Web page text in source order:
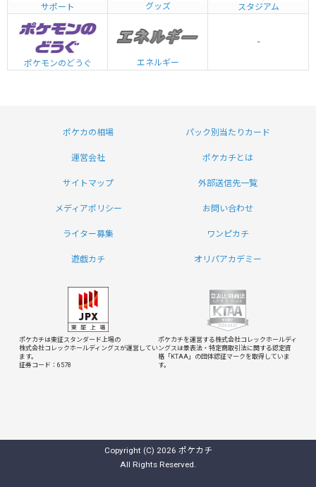
サポート グッズ スタジアム
ポケモンのどうぐ エネルギー
-
ポケカの相場 パック別当たりカード
運営会社 ポケカチとは
サイトマップ 外部送信先一覧
メディアポリシー お問い合わせ
ライター募集 ワンピカチ
遊戯カチ オリパアカデミー
ポケカチは東証スタンダード上場の
株式会社コレックホールディングスが運営してい
ます。
証券コード：6578
ポケカチを運営する株式会社コレックホールディ
ングスは景表法・特定商取引法に関する認定資
格「KTAA」の団体認証マークを取得していま
す。
Copyright (C) 2026 ポケカチ
All Rights Reserved.